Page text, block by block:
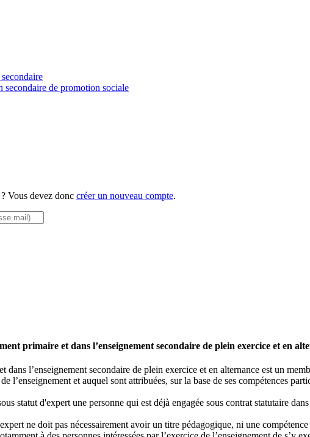
secondaire de promotion sociale
Vous devez donc créer un nouveau compte.
primaire et dans l’enseignement secondaire de plein exercice et en
dans l’enseignement secondaire de plein exercice et en alternance est un
l’enseignement et auquel sont attribuées, sur la base de ses compétences
statut d'expert une personne qui est déjà engagée sous contrat statutaire
ne doit pas nécessairement avoir un titre pédagogique, ni une